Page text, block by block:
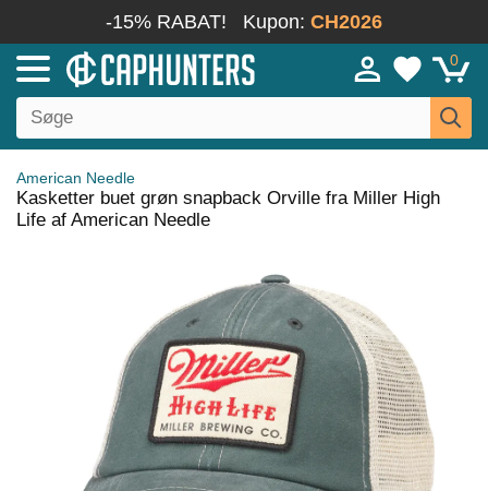
-15% RABAT! Kupon: CH2026
0
American Needle
Kasketter buet grøn snapback Orville fra Miller High
Life af American Needle